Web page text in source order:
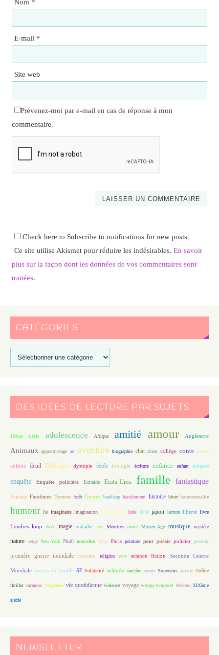
E-mail *
Site web
Prévenez-moi par e-mail en cas de réponse à mon
commentaire.
Check here to Subscribe to notifications for new posts
Ce site utilise Akismet pour réduire les indésirables. En savoir
plus sur la façon dont les données de vos commentaires sont
traitées.
CATÉGORIES
DES IDÉES DE LECTURE PAR SUJETS
19ème siècle adolescence Afrique amitié amour Angleterre
Animaux apprentissage art aventure biographie chat chien collège conte contes
cuisine deuil Différence dystopie école écologie écriture enfance enfant enfants
enquête Enquête policière Entraide Etats-Unis famille fantastique
Fantasy Fantômes Femmes forêt Guerre handicap harcèlement histoire hiver homosexualité
humour île imaginaire imagination Immigration Inde Italie japon lecture liberté livre
Londres loup lycée magie maladie mer Meurtres mort Moyen Age musique mystère
nature neige New-York Noël nouvelles Ours Paris peinture peur poésie policier pouvoir
première guerre mondiale racisme religion rêve science fiction Seconde Guerre
Mondiale secrets de famille SF Solidarité solitude sorcière souris Souvenirs survie théâtre
thriller vacances vengeance vie quotidienne violence voyage voyage temporel Western XIXème
siècle
NEWSLETTER